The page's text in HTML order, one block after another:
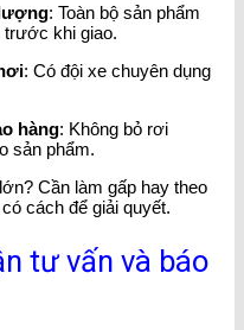
: Toàn bộ sản phẩm
trước khi giao.
: Có đội xe chuyên dụng
hàng: Không bỏ rơi
sản phẩm.
Cần làm gấp hay theo
cách để giải quyết.
tư vấn và báo